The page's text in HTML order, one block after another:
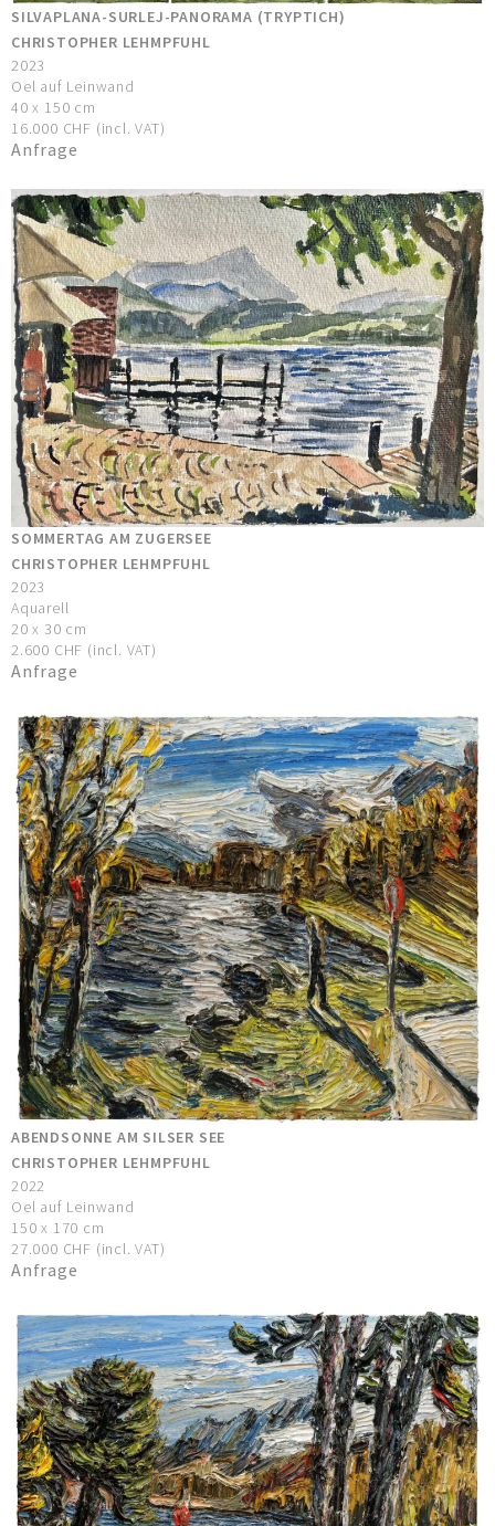
SILVAPLANA-SURLEJ-PANORAMA (TRYPTICH)
CHRISTOPHER LEHMPFUHL
2023
Oel auf Leinwand
40 x 150 cm
16.000 CHF (incl. VAT)
Anfrage
SOMMERTAG AM ZUGERSEE
CHRISTOPHER LEHMPFUHL
2023
Aquarell
20 x 30 cm
2.600 CHF (incl. VAT)
Anfrage
ABENDSONNE AM SILSER SEE
CHRISTOPHER LEHMPFUHL
2022
Oel auf Leinwand
150 x 170 cm
27.000 CHF (incl. VAT)
Anfrage